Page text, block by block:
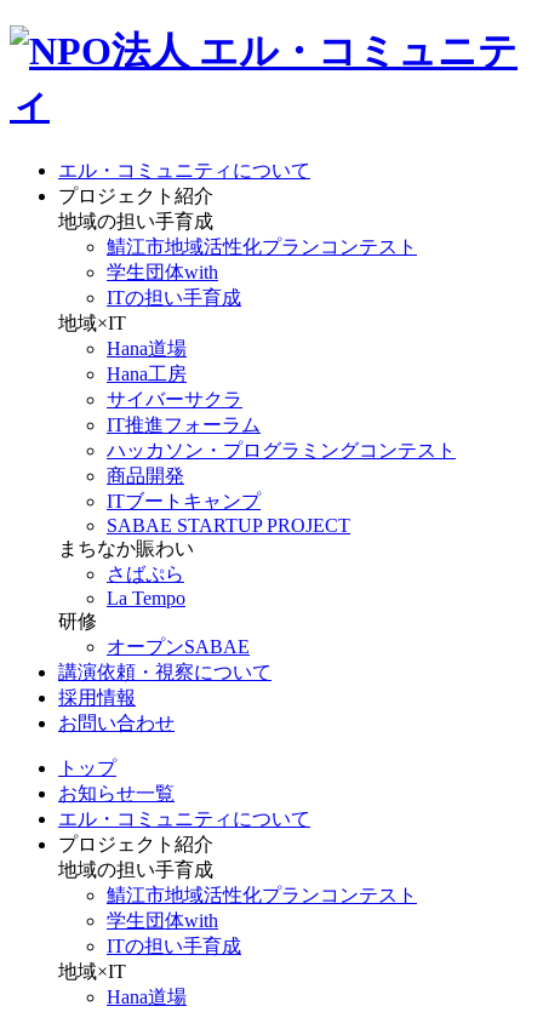
エル・コミュニティについて
プロジェクト紹介
地域の担い手育成
鯖江市地域活性化プランコンテスト
学生団体with
ITの担い手育成
地域×IT
Hana道場
Hana工房
サイバーサクラ
IT推進フォーラム
ハッカソン・プログラミングコンテスト
商品開発
ITブートキャンプ
SABAE STARTUP PROJECT
まちなか賑わい
さばぷら
La Tempo
研修
オープンSABAE
講演依頼・視察について
採用情報
お問い合わせ
トップ
お知らせ一覧
エル・コミュニティについて
プロジェクト紹介
地域の担い手育成
鯖江市地域活性化プランコンテスト
学生団体with
ITの担い手育成
地域×IT
Hana道場